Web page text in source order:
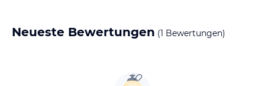
Neueste Bewertungen (1 Bewertungen)